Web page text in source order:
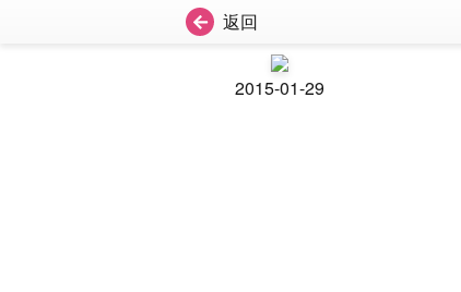
返回
2015-01-29